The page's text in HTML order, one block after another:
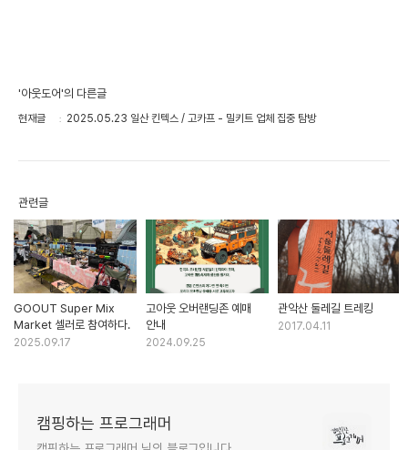
'아웃도어'의 다른글
현재글 2025.05.23 일산 킨텍스 / 고카프 - 밀키트 업체 집중 탐방
관련글
GOOUT Super Mix
Market 셀러로 참여하다.
2025.09.17
고아웃 오버랜딩존 예매
안내
2024.09.25
관악산 둘레길 트레킹
2017.04.11
캠핑하는 프로그래머